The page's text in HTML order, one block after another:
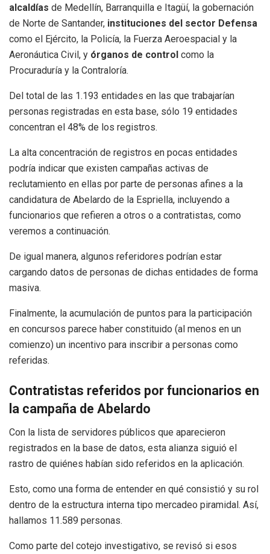
alcaldías de Medellín, Barranquilla e Itagüí, la gobernación
de Norte de Santander, instituciones del sector Defensa
como el Ejército, la Policía, la Fuerza Aeroespacial y la
Aeronáutica Civil, y órganos de control como la
Procuraduría y la Contraloría.
Del total de las 1.193 entidades en las que trabajarían
personas registradas en esta base, sólo 19 entidades
concentran el 48% de los registros.
La alta concentración de registros en pocas entidades
podría indicar que existen campañas activas de
reclutamiento en ellas por parte de personas afines a la
candidatura de Abelardo de la Espriella, incluyendo a
funcionarios que refieren a otros o a contratistas, como
veremos a continuación.
De igual manera, algunos referidores podrían estar
cargando datos de personas de dichas entidades de forma
masiva.
Finalmente, la acumulación de puntos para la participación
en concursos parece haber constituido (al menos en un
comienzo) un incentivo para inscribir a personas como
referidas.
Contratistas referidos por funcionarios en
la campaña de Abelardo
Con la lista de servidores públicos que aparecieron
registrados en la base de datos, esta alianza siguió el
rastro de quiénes habían sido referidos en la aplicación.
Esto, como una forma de entender en qué consistió y su rol
dentro de la estructura interna tipo mercadeo piramidal. Así,
hallamos 11.589 personas.
Como parte del cotejo investigativo, se revisó si esos